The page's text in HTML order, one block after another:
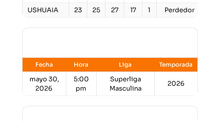
USHUAIA
23 25 27 17 1 Perdedor
Fecha Hora Liga Temporada
mayo 30,
2026
5:00
pm
Superliga
Masculina
2026